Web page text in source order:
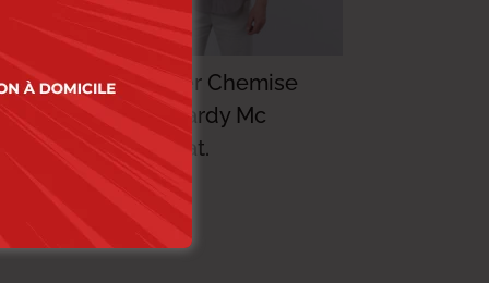
Lee Cooper Chemise
Toile-07 Cardy Mc
Homme Nat.
DT